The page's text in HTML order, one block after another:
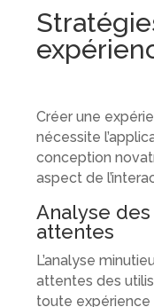
Créer une
nécessite
conception
aspect de
Analyse
attentes
L’analyse
attentes des
toute expérience